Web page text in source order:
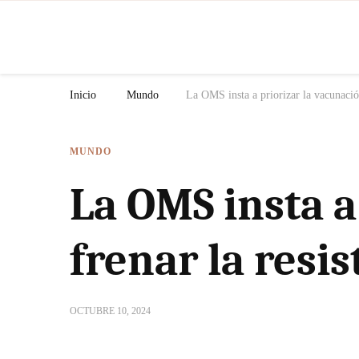
Inicio Mundo La OMS insta a priorizar la
MUNDO
La OMS insta
frenar la
OCTUBRE 10, 2024